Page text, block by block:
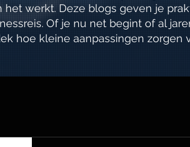
werkt. Deze blogs geven je
Of je nu net begint of al
hoe kleine aanpassingen zorgen